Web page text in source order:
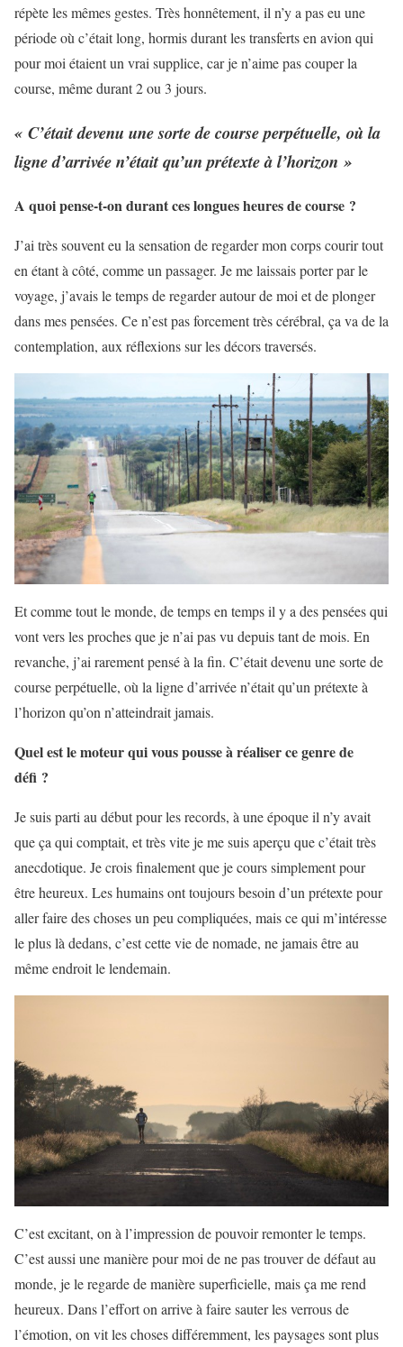
répète les mêmes gestes. Très honnêtement, il n’y a pas eu une
période où c’était long, hormis durant les transferts en avion qui
pour moi étaient un vrai supplice, car je n’aime pas couper la
course, même durant 2 ou 3 jours.
« C’était devenu une sorte de course perpétuelle, où la
ligne d’arrivée n’était qu’un prétexte à l’horizon »
A quoi pense-t-on durant ces longues heures de course ?
J’ai très souvent eu la sensation de regarder mon corps courir tout
en étant à côté, comme un passager. Je me laissais porter par le
voyage, j’avais le temps de regarder autour de moi et de plonger
dans mes pensées. Ce n’est pas forcement très cérébral, ça va de la
contemplation, aux réflexions sur les décors traversés.
Et comme tout le monde, de temps en temps il y a des pensées qui
vont vers les proches que je n’ai pas vu depuis tant de mois. En
revanche, j’ai rarement pensé à la fin. C’était devenu une sorte de
course perpétuelle, où la ligne d’arrivée n’était qu’un prétexte à
l’horizon qu’on n’atteindrait jamais.
Quel est le moteur qui vous pousse à réaliser ce genre de
défi ?
Je suis parti au début pour les records, à une époque il n’y avait
que ça qui comptait, et très vite je me suis aperçu que c’était très
anecdotique. Je crois finalement que je cours simplement pour
être heureux. Les humains ont toujours besoin d’un prétexte pour
aller faire des choses un peu compliquées, mais ce qui m’intéresse
le plus là dedans, c’est cette vie de nomade, ne jamais être au
même endroit le lendemain.
C’est excitant, on à l’impression de pouvoir remonter le temps.
C’est aussi une manière pour moi de ne pas trouver de défaut au
monde, je le regarde de manière superficielle, mais ça me rend
heureux. Dans l’effort on arrive à faire sauter les verrous de
l’émotion, on vit les choses différemment, les paysages sont plus